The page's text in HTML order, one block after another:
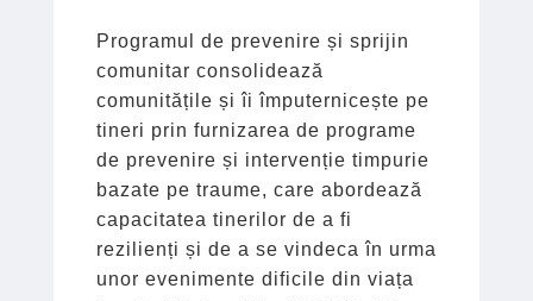
Programul de prevenire și sprijin
comunitar consolidează
comunitățile și îi împuternicește pe
tineri prin furnizarea de programe
de prevenire și intervenție timpurie
bazate pe traume, care abordează
capacitatea tinerilor de a fi
rezilienți și de a se vindeca în urma
unor evenimente dificile din viața